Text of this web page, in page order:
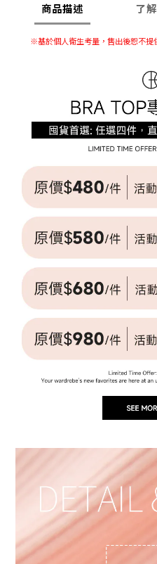
商品描述 了
※基於個人衛生考量，售出後恕不提